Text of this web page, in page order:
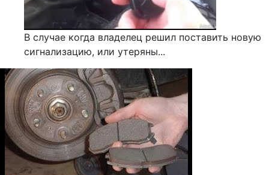
В случае когда владелец решил поставить новую
сигнализацию, или утеряны...